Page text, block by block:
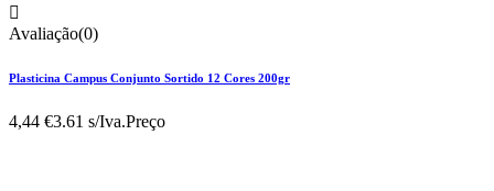

Avaliação(0)
Plasticina Campus Conjunto Sortido 12 Cores 200gr
4,44 €3.61 s/Iva.Preço